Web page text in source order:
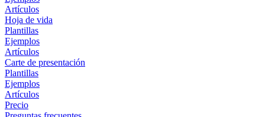
Artículos
Hoja de vida
Plantillas
Ejemplos
Artículos
Carte de presentación
Plantillas
Ejemplos
Artículos
Precio